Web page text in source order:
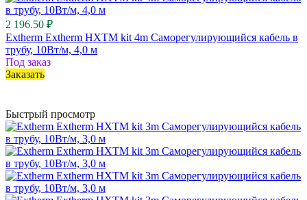
2 196.50 ₽
Extherm Extherm HXTM kit 4m Саморегулирующийся кабель в
трубу, 10Вт/м, 4,0 м
Под заказ
Заказать
Быстрый просмотр